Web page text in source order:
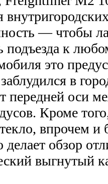
— чтобы
подъезда к
это
в
передней оси
Кроме
впрочем и
обзор
выгнутый